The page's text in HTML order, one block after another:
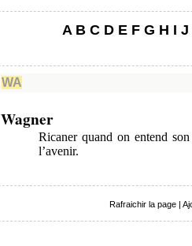
A B C D E F G H I J
WA
Wagner
Ricaner quand on entend
l’avenir.
Rafraichir la page